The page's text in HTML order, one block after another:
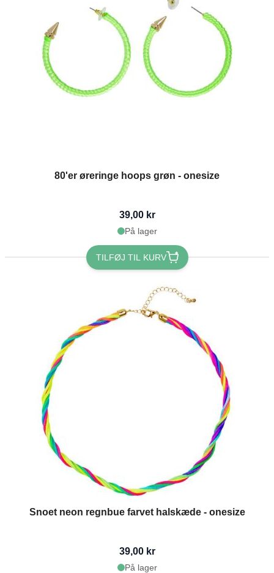
80'er øreringe hoops grøn - onesize
39,00 kr
På lager
TILFØJ TIL KURV
Snoet neon regnbue farvet halskæde - onesize
39,00 kr
På lager